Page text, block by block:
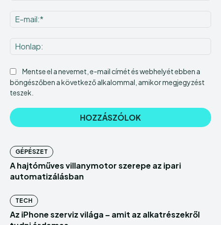
Mentse el a nevemet, e-mail címét és webhelyét ebben a
böngészőben a következő alkalommal, amikor megjegyzést
teszek.
GÉPÉSZET
A hajtóműves villanymotor szerepe az ipari
automatizálásban
TECH
Az iPhone szerviz világa – amit az alkatrészekről